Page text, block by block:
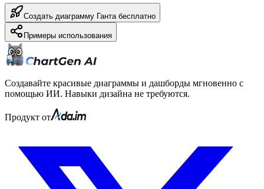
Создать диаграмму Ганта бесплатно
Примеры использования
Создавайте красивые диаграммы и дашборды мгновенно с
помощью ИИ. Навыки дизайна не требуются.
Продукт от